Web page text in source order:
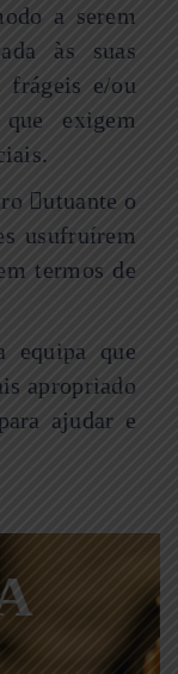
a serem
às suas
frágeis e/ou
exigem
utuante o
usufruírem
termos de
equipa que
apropriado
ajudar e